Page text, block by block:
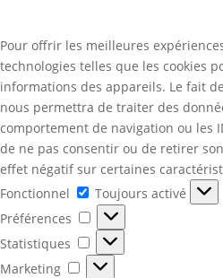
Pour offrir les meilleures
technologies telles que les cookies
informations des appareils. Le fait
nous permettra de traiter des
comportement de navigation ou les
de ne pas consentir ou de retirer
effet négatif sur certaines
Fonctionnel
Fonctionnel
Toujours activé
Préférences
Préférences
Statistiques
Statistiques
Marketing
Marketing